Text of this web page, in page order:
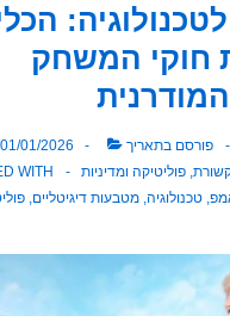
חוקי המשחק
פורסם בתאריך 01/01/2026
פוליטיקה ומדיניות
WITH
טכנולוגיה מטבעות דיגיטליים